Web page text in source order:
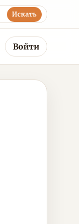
Искать
Войти